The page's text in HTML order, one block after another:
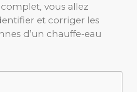
vous allez
et corriger les
d’un chauffe-eau